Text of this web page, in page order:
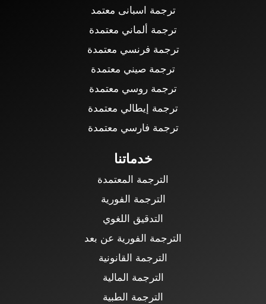
ترجمة اسبانى معتمد
ترجمة ألماني معتمدة
ترجمة فرنسي معتمدة
ترجمة صيني معتمدة
ترجمة روسي معتمدة
ترجمة إيطالي معتمدة
ترجمة فارسي معتمدة
خدماتنا
الترجمة المعتمدة
الترجمة الفورية
التدقيق اللغوي
الترجمة الفورية عن بعد
الترجمة القانونية
الترجمة المالية
الترجمة الطبية